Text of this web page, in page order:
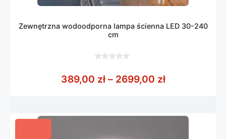
Zewnętrzna wodoodporna lampa ścienna LED 30-240
cm
5
389,00 zł – 2699,00 złZakres cen: